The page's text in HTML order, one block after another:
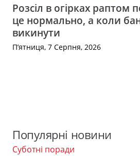
Розсіл в огірках раптом
це нормально, а коли
викинути
П’ятниця, 7 Серпня, 2026
Популярні новини
Суботні поради